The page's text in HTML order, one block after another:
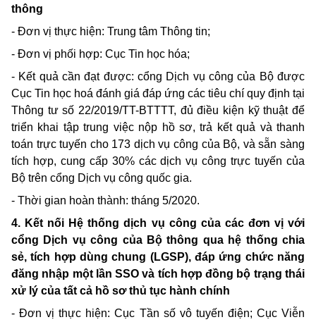
thông
- Đơn vị thực hiện: Trung tâm Thông tin;
- Đơn vị phối hợp: Cục Tin học hóa;
- Kết quả cần đạt được: cổng Dịch vụ công của Bộ được
Cục Tin học hoá đánh giá đáp ứng các tiêu chí quy định tại
Thông tư số 22/2019/TT-BTTTT, đủ điều kiện kỹ thuật để
triển khai tập trung việc nộp hồ sơ, trả kết quả và thanh
toán trực tuyến cho 173 dịch vụ công của Bộ, và sẵn sàng
tích hợp, cung cấp 30% các dịch vụ công trực tuyến của
Bộ trên cổng Dịch vụ công quốc gia.
- Thời gian hoàn thành: tháng 5/2020.
4. Kết nối Hệ thống dịch vụ công của các đơn vị với
cổng Dịch vụ công của Bộ thông qua hệ thống chia
sẻ, tích hợp dùng chung (LGSP), đáp ứng chức năng
đăng nhập một lần SSO và tích hợp đồng bộ trạng thái
xử lý của tất cả hồ sơ thủ tục hành chính
- Đơn vị thực hiện: Cục Tần số vô tuyến điện; Cục Viễn